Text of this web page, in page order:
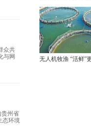
众共
与网
州省
态环境